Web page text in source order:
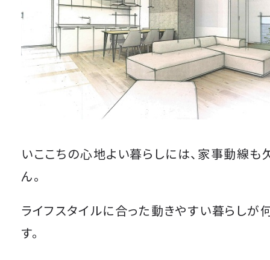
いここちの心地よい暮らしには、家事動線も
ん。
ライフスタイルに合った動きやすい暮らしが
す。